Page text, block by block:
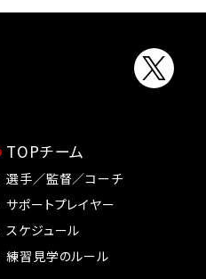
TOPチーム
選手／監督／コーチ
サポートプレイヤー
スケジュール
練習見学のルール